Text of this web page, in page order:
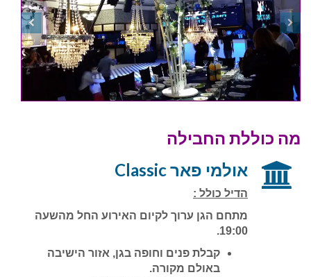
מה כוללת החבילה
אולמי פאר Classic
הדיל כולל :
מתחם הגן ערוך לקיום האירוע החל מהשעה
19:00.
קבלת פנים וחופה בגן, אזור הישיבה
באולם מקורה.